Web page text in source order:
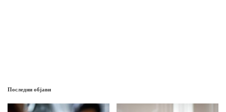
Последни објави